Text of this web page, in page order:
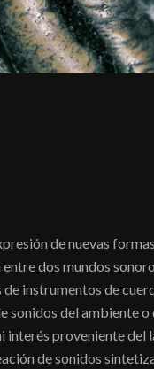
de nuevas
dos mundos
instrumentos de
sonidos del ambiente
proveniente del
de sonidos